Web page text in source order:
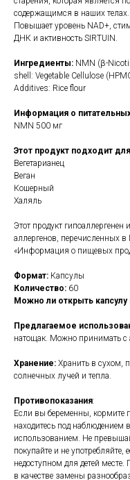
содержащимся в наших
Повышает уровень NAD+,
ДНК и активность SIRTUIN.
Ингредиенты: NMN (β-
shell: Vegetable Cellulose
Additives: Rice flour
Информация о
NMN 500 мг
Этот продукт подходит
Вегетарианец
Веган
Кошерный
Халяль
Этот продукт
аллергенов, перечисленных
«Информация о пищевых
Формат: Капсулы
Количество: 60
Можно ли открыть
Предлагаемое
натощак. Можно принимать с
Хранение: Хранить в сухом,
солнечных лучей и тепла.
Противопоказания:
Если вы беременны, кормите
находитесь под наблюдением
использованием. Не
покупайте и не
недоступном для детей
в качестве замены